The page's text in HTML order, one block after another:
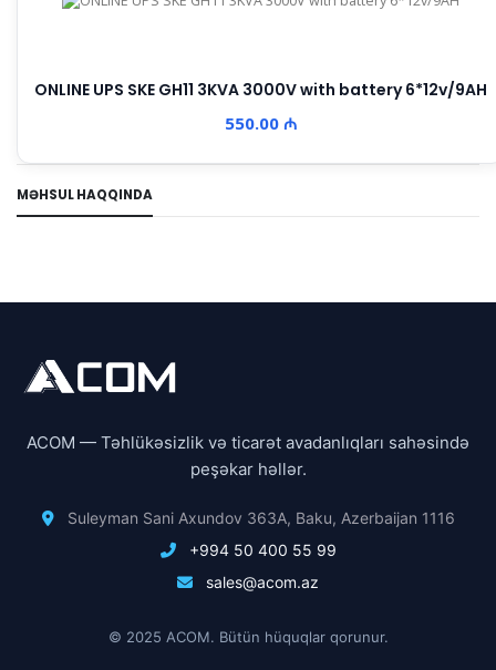
ONLINE UPS SKE GH11 3KVA 3000V with battery 6*12v/9AH
550.00 ₼
MƏHSUL HAQQINDA
ACOM — Təhlükəsizlik və ticarət avadanlıqları sahəsində
peşəkar həllər.
Suleyman Sani Axundov 363A, Baku, Azerbaijan 1116
+994 50 400 55 99
sales@acom.az
© 2025 ACOM. Bütün hüquqlar qorunur.